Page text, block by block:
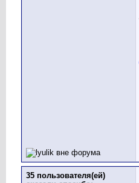
35 пользователя(ей)